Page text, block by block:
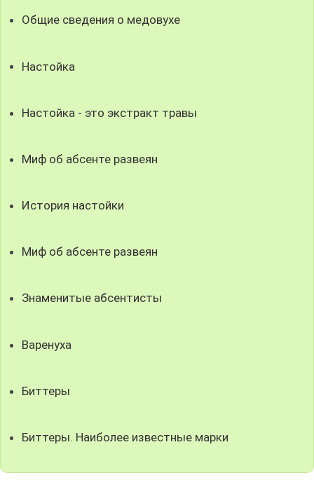
Общие сведения о медовухе
Настойка
Настойка - это экстракт травы
Миф об абсенте развеян
История настойки
Миф об абсенте развеян
Знаменитые абсентисты
Варенуха
Биттеры
Биттеры. Наиболее известные марки